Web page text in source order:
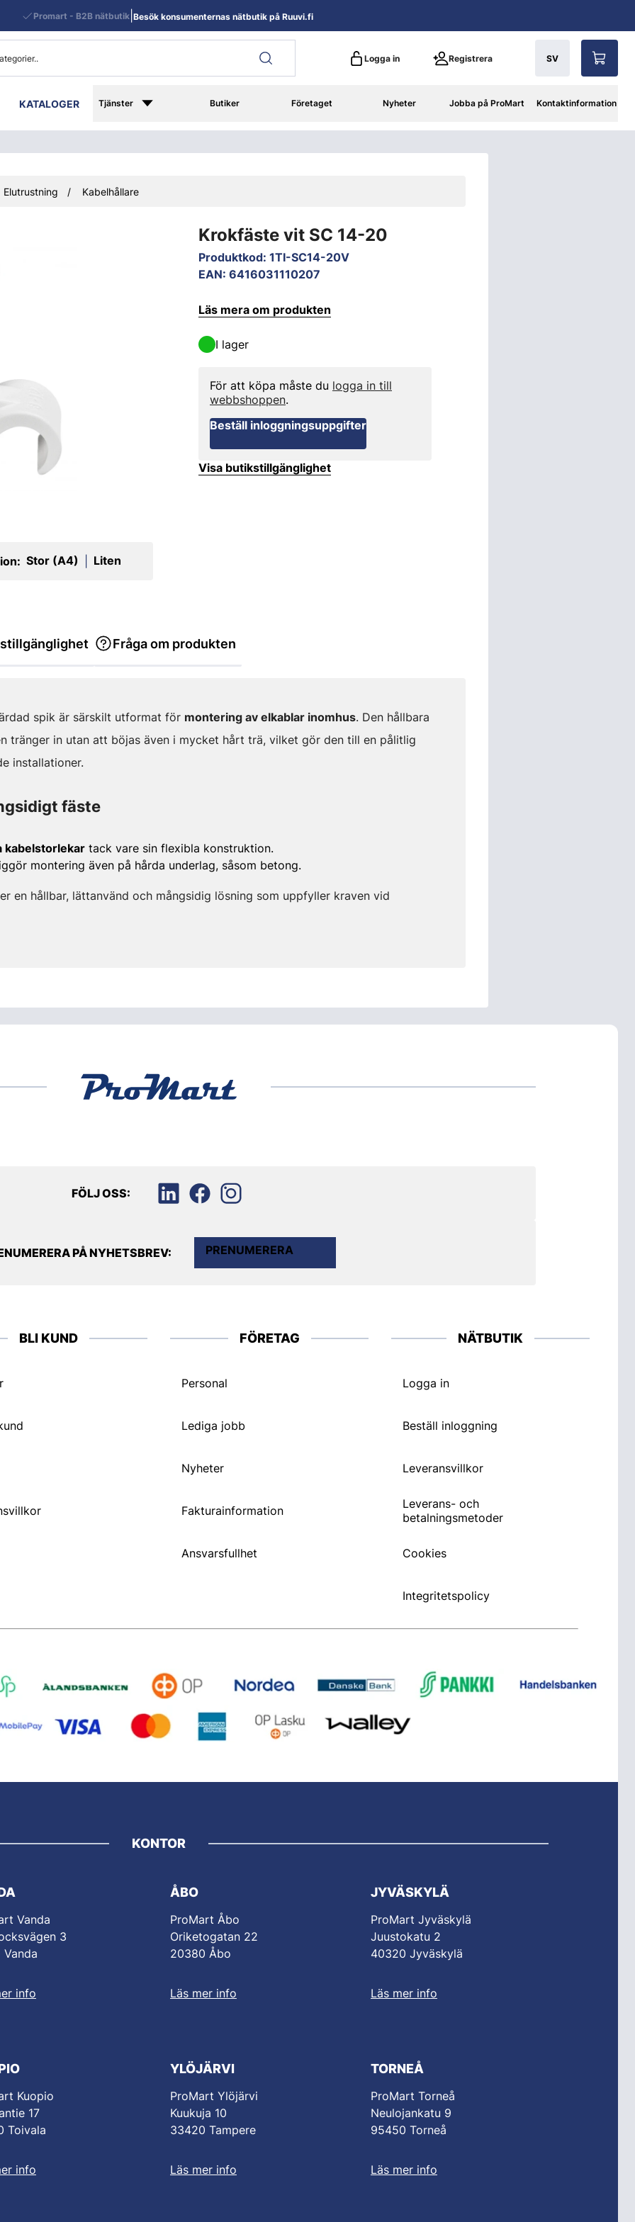
Logga in Registrera SV
KATALOGER Tjänster Butiker Företaget Nyheter Jobba på ProMart Kontaktinformation
Promart - B2B nätbutik Besök konsumenternas nätbutik på Ruuvi.fi
Elutrustning Kabelhållare
Krokfäste vit SC 14-20
Produktkod: 1TI-SC14-20V
EAN: 6416031110207
Stor (A4) Liten
Läs mera om produkten
I lager
För att köpa måste du logga in till
webbshoppen.
Beställ inloggningsuppgifter
Visa butikstillgänglighet
Fråga om produkten
spik är särskilt utformat för montering av elkablar inomhus. Den hållbara
tränger in utan att böjas även i mycket hårt trä, vilket gör den till en pålitlig
installationer.
fäste
kabelstorlekartack vare sin flexibla konstruktion.
montering även på hårda underlag, såsom betong.
en hållbar, lättanvänd och mångsidig lösning som uppfyller kraven vid
FÖLJ OSS:
PÅ NYHETSBREV: PRENUMERERA
BLI KUND FÖRETAG
Personal
Lediga jobb
Nyheter
Fakturainformation
Ansvarsfullhet
NÄTBUTIK
Logga in
Beställ inloggning
Leveransvillkor
Leverans- och
betalningsmetoder
Cookies
Integritetspolicy
KONTOR
Vanda
3
Vanda
info
ÅBO
ProMart Åbo
Oriketogatan 22
20380 Åbo
Läs mer info
JYVÄSKYLÄ
ProMart Jyväskylä
Juustokatu 2
40320 Jyväskylä
Läs mer info
Kuopio
17
Toivala
info
YLÖJÄRVI
ProMart Ylöjärvi
Kuukuja 10
33420 Tampere
Läs mer info
TORNEÅ
ProMart Torneå
Neulojankatu 9
95450 Torneå
Läs mer info